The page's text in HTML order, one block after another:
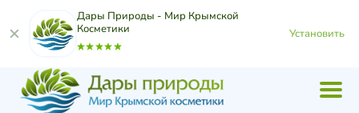
Дары Природы - Мир Крымской
Косметики
Установить